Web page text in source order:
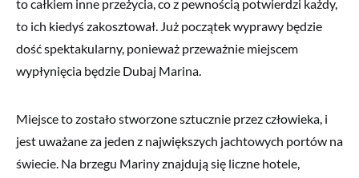
to całkiem inne przeżycia, co z pewnością potwierdzi każdy,
to ich kiedyś zakosztował. Już początek wyprawy będzie
dość spektakularny, ponieważ przeważnie miejscem
wypłynięcia będzie Dubaj Marina.
Miejsce to zostało stworzone sztucznie przez człowieka, i
jest uważane za jeden z największych jachtowych portów na
świecie. Na brzegu Mariny znajdują się liczne hotele,